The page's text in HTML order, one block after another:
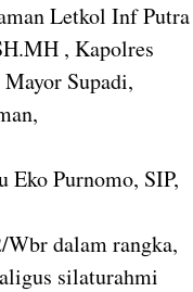
Letkol Inf Putra
, Kapolres
Supadi,
Eko Purnomo, SIP,
dalam rangka,
silaturahmi